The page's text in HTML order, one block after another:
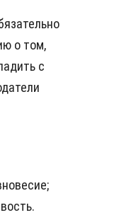
о том,
с